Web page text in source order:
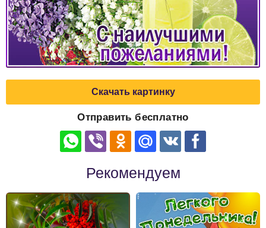
Скачать картинку
Отправить бесплатно
Рекомендуем